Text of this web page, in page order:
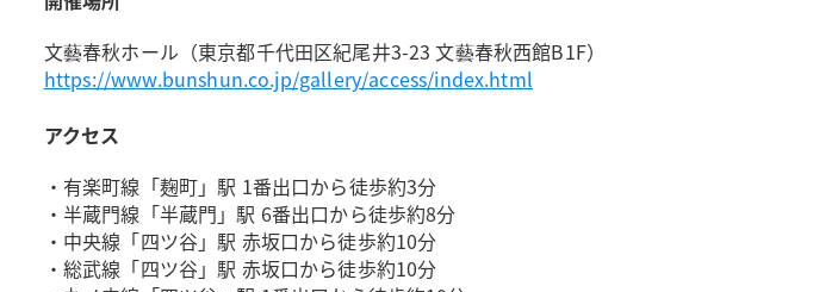
文藝春秋ホール（東京都千代田区紀尾井3-23 文藝春秋西館B1F）
https://www.bunshun.co.jp/gallery/access/index.html
アクセス
・有楽町線「麹町」駅 1番出口から徒歩約3分
・半蔵門線「半蔵門」駅 6番出口から徒歩約8分
・中央線「四ツ谷」駅 赤坂口から徒歩約10分
・総武線「四ツ谷」駅 赤坂口から徒歩約10分